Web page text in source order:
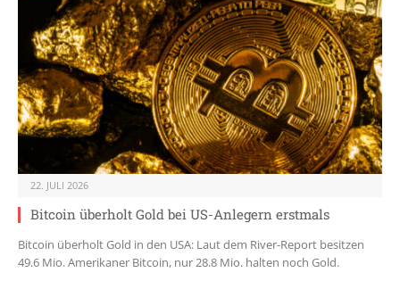
22. JULI 2026
Bitcoin überholt Gold bei US-Anlegern erstmals
Bitcoin überholt Gold in den USA: Laut dem River-Report besitzen
49.6 Mio. Amerikaner Bitcoin, nur 28.8 Mio. halten noch Gold.